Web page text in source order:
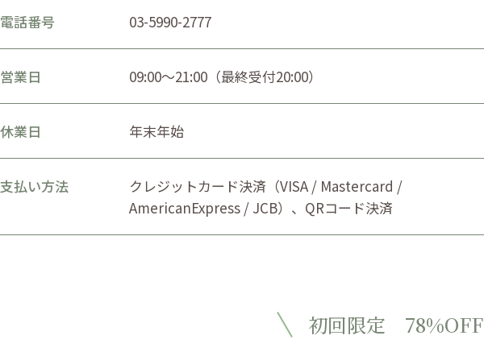
電話番号 03-5990-2777
営業日 09:00〜21:00（最終受付20:00）
休業日 年末年始
支払い方法
クレジットカード決済（VISA / Mastercard /
AmericanExpress / JCB）、QRコード決済
初回限定 78%OFF